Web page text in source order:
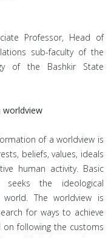
Professor, Head of
sub-faculty of the
of the Bashkir State
worldview
of a worldview is
beliefs, values, ideals
human activity. Basic
the ideological
The worldview is
for ways to achieve
following the customs